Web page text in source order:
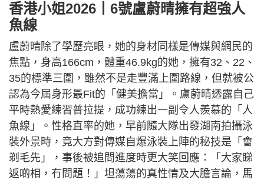
香港小姐2026丨6號盧蔚晴擁有超強人
魚線
盧蔚晴除了學歷亮眼，她的身材同樣是傳媒與網民的
焦點，身高166cm，體重46.9kg的她，擁有32、22、
35的標準三圍，雖然不是走豐滿上圍路線，但就被公
認為今屆身形最Fit的「健美擔當」。盧蔚晴透露自己
平時熱愛練習普拉提，成功練出一副令人羨慕的「人
魚線」。性格直率的她，早前隨大隊出發湖南拍攝泳
裝外景時，竟大方對傳媒自爆泳裝上陣的秘技是「會
剃毛先」，事後被追問進度時更大笑回應：「大家睇
返啲相，冇問題！」坦蕩蕩的真性情及大膽言論，馬